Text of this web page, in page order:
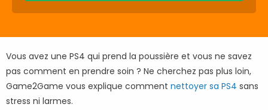
Vous avez une PS4 qui prend la poussière et vous ne savez
pas comment en prendre soin ? Ne cherchez pas plus loin,
Game2Game vous explique comment nettoyer sa PS4 sans
stress ni larmes.